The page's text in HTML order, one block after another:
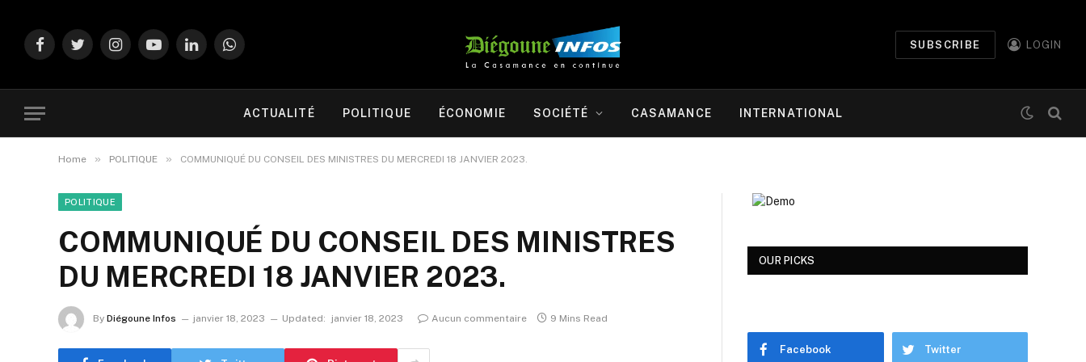
FacebookTwitterInstagramYouTubeLinkedInWhatsApp
SUBSCRIBE LOGIN
ACTUALITÉ POLITIQUE ÉCONOMIE SOCIÉTÉ CASAMANCE INTERNATIONAL
Home » POLITIQUE » COMMUNIQUÉ DU CONSEIL DES MINISTRES DU MERCREDI 18 JANVIER 2023.
POLITIQUE
COMMUNIQUÉ DU CONSEIL DES MINISTRES
DU MERCREDI 18 JANVIER 2023.
By Diégoune Infos janvier 18, 2023 Updated: janvier 18, 2023 Aucun commentaire 9 Mins Read
OUR PICKS
Facebook Twitter